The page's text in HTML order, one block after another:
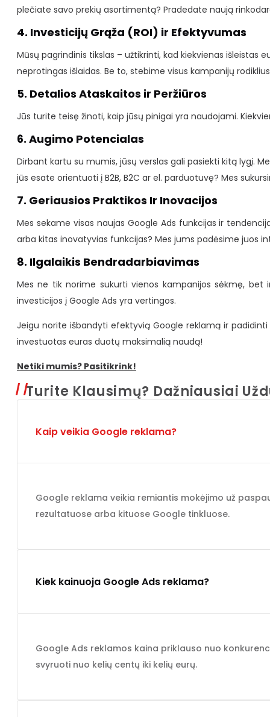
plečiate savo prekių asortimentą? Pradedate naują
4. Investicijų Grąža (ROI) ir Efektyvumas
Mūsų pagrindinis tikslas – užtikrinti, kad kiekvienas
neprotingas išlaidas. Be to, stebime visus kampanijų
5. Detalios Ataskaitos ir Peržiūros
Jūs turite teisę žinoti, kaip jūsų pinigai yra naudojami.
6. Augimo Potencialas
Dirbant kartu su mumis, jūsų verslas gali pasiekti kitą lygį.
jūs esate orientuoti į B2B, B2C ar el. parduotuvę? Mes
7. Geriausios Praktikos Ir Inovacijos
Mes sekame visas naujas Google Ads funkcijas ir
arba kitas inovatyvias funkcijas? Mes jums padėsime juos
8. Ilgalaikis Bendradarbiavimas
Mes ne tik norime sukurti vienos kampanijos sėkmę, bet
investicijos į Google Ads yra vertingos.
Jeigu norite išbandyti efektyvią Google reklamą ir
investuotas euras duotų maksimalią naudą!
Netiki mumis? Pasitikrink!
Turite Klausimų? Dažniausiai
Kaip veikia Google reklama?
Google reklama veikia remiantis mokėjimo už
rezultatuose arba kituose Google tinkluose.
Kiek kainuoja Google Ads reklama?
Google Ads reklamos kaina priklauso nuo
svyruoti nuo kelių centų iki kelių eurų.